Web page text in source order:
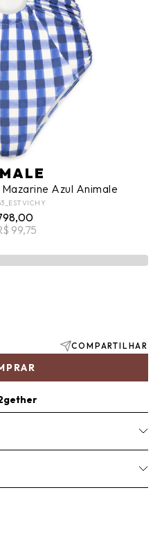
Azul Animale
99,75
COMPARTILHAR